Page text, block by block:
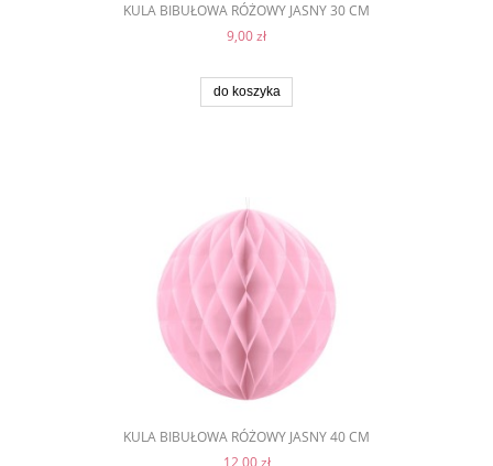
KULA BIBUŁOWA RÓŻOWY JASNY 30 CM
9,00 zł
do koszyka
KULA BIBUŁOWA RÓŻOWY JASNY 40 CM
12,00 zł